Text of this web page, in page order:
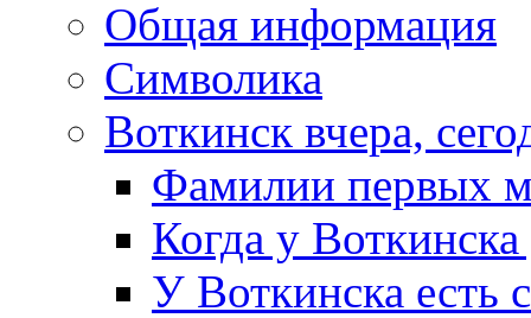
Общая информация
Символика
Воткинск вчера,
Фамилии первых
Когда у
У Воткинска есть